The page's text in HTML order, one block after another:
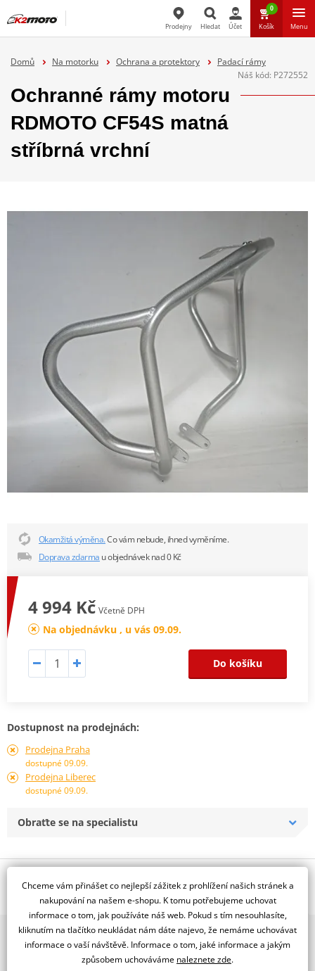
Hledat
Prodejny Hledat Účet
0
Košík Menu
Domů Na motorku Ochrana a protektory
Padací rámy
Náš kód: P272552
Ochranné rámy motoru
RDMOTO CF54S matná
stříbrná vrchní
Okamžitá výměna.Co vám nebude, ihned vyměníme.
Doprava zdarma u objednávek nad 0 Kč
4 994 Kč Včetně DPH
Na objednávku , u vás 09.09.
Do košíku
Dostupnost na prodejnách:
Prodejna Praha
dostupné 09.09.
Prodejna Liberec
dostupné 09.09.
Obraťte se na specialistu
Jsme autorizovaný
dealer značky RDMOTO
Honda CRF 1000L Africa Twin (16)
Padací rámy RDMOTO nabízí maximální ochranu Vašeho
2x multibrand showroom
9 značek motocyklů, servis, oblečení, doplňky i náhradní
díly, to vše v Praze a Liberci
Chceme vám přinášet co nejlepší zážitek z prohlížení našich stránek a
nakupování na našem e-shopu. K tomu potřebujeme uchovat
informace o tom, jak používáte náš web. Pokud s tím nesouhlasíte,
kliknutím na tlačítko neukládat nám dáte najevo, že nemáme uchovávat
informace o vaší návštěvě. Informace o tom, jaké informace a jakým
způsobem uchováváme naleznete zde.